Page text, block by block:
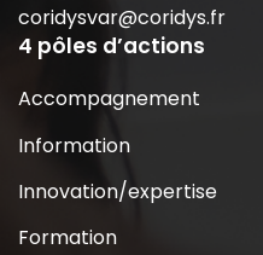
coridysvar@coridys.fr
4 pôles d’actions
Accompagnement
Information
Innovation/expertise
Formation